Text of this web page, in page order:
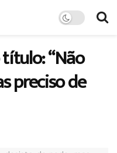
“Não
preciso de